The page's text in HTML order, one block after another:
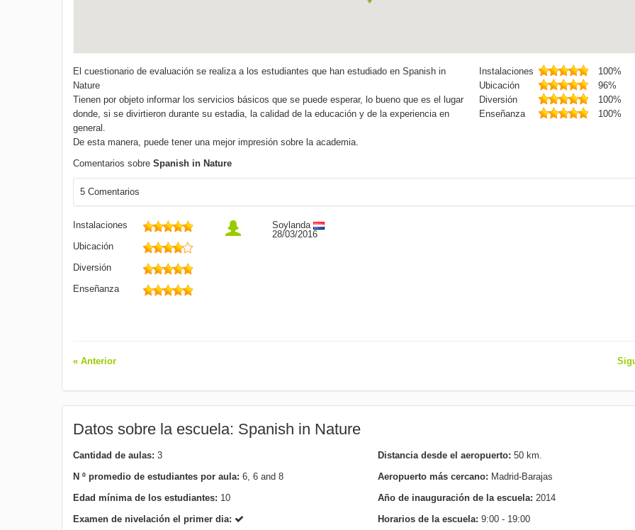
El cuestionario de evaluación se realiza a los estudiantes que han estudiado en Spanish in
Nature
Tienen por objeto informar los servicios básicos que se puede esperar, lo bueno que es el lugar
donde, si se divirtieron durante su estadia, la calidad de la educación y de la experiencia en
general.
De esta manera, puede tener una mejor impresión sobre la academia.
Instalaciones
100%
Ubicación
96%
Diversión
100%
Enseñanza
100%
Comentarios sobre Spanish in Nature
5 Comentarios
Instalaciones
Ubicación
Diversión
Enseñanza
Soylanda
28/03/2016
« Anterior
Datos sobre la escuela: Spanish in Nature
Cantidad de aulas: 3
N º promedio de estudiantes por aula: 6, 6 and 8
Edad mínima de los estudiantes: 10
Examen de nivelación el primer dia:
Distancia desde el aeropuerto: 50 km.
Aeropuerto más cercano: Madrid-Barajas
Año de inauguración de la escuela: 2014
Horarios de la escuela: 9:00 - 19:00